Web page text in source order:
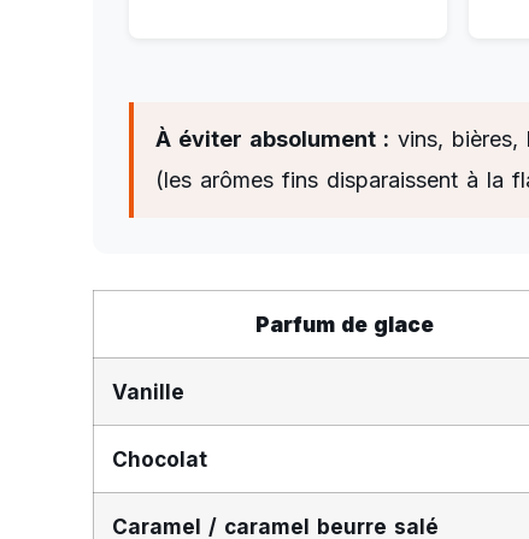
À éviter absolument : vins, bières,
(les arômes fins disparaissent à la
Parfum de glace
Vanille
Chocolat
Caramel / caramel beurre salé